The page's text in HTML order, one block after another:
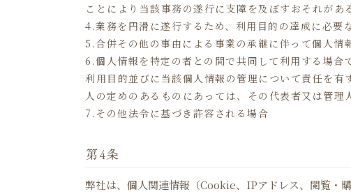
ことにより当該事務の遂行に支障を及ぼすおそれがあ
4.業務を円滑に遂行するため、利用目的の達成に必
5.合併その他の事由による事業の承継に伴って個人情
6.個人情報を特定の者との間で共同して利用する場
利用目的並びに当該個人情報の管理について責任を
人の定めのあるものにあっては、その代表者又は管
7.その他法令に基づき許容される場合
第4条
弊社は、個人関連情報（Cookie、IPアドレス、閲覧・